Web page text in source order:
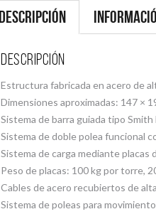
Descripción
Descripción
Estructura fabricada en acero de
Dimensiones aproximadas: 147 ×
Sistema de barra guiada tipo Smith
Sistema de doble polea funcional
Sistema de carga mediante placas
Peso de placas: 100 kg por torre,
Cables de acero recubiertos de
Sistema de poleas para